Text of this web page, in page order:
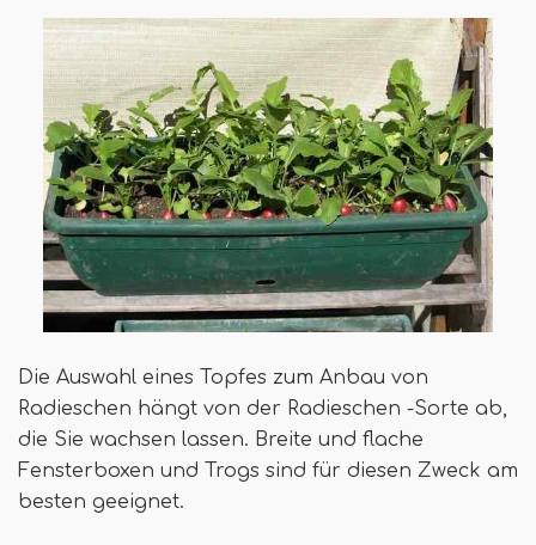
Die Auswahl eines Topfes zum Anbau von
Radieschen hängt von der Radieschen -Sorte ab,
die Sie wachsen lassen. Breite und flache
Fensterboxen und Trogs sind für diesen Zweck am
besten geeignet.